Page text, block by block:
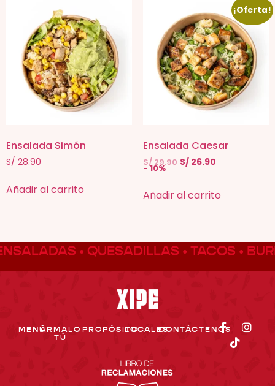
Ensalada Simón
S/ 28.90
Añadir al carrito
¡Oferta!
Ensalada Caesar
S/29.90 S/26.90
- 10%
Añadir al carrito
• QUESADILLAS • TACOS •
MENÚÁRMALO
TÚ
PROPÓSITOLOCALESCONTÁCTENOS